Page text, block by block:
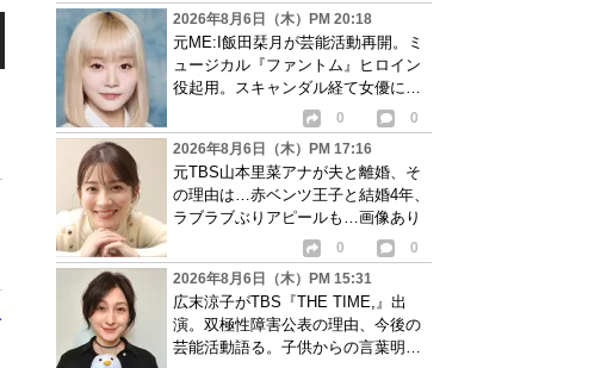
2026年8月6日（木）PM 20:18
元ME:I飯田栞月が芸能活動再開。ミ
ュージカル『ファントム』ヒロイン
役起用。スキャンダル経て女優に転
0
0
2026年8月6日（木）PM 17:16
元TBS山本里菜アナが夫と離婚、そ
の理由は…赤ベンツ王子と結婚4年、
ラブラブぶりアピールも…画像あり
0
0
2026年8月6日（木）PM 15:31
広末涼子がTBS『THE TIME,』出
演。双極性障害公表の理由、今後の
芸能活動語る。子供からの言葉明か